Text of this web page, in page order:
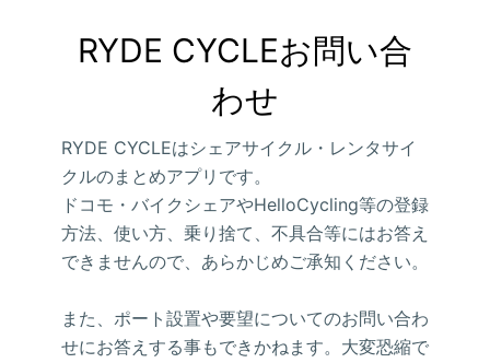
RYDE CYCLEお問い合
わせ
RYDE CYCLEはシェアサイクル・レンタサイ
クルのまとめアプリです。
ドコモ・バイクシェアやHelloCycling等の登録
方法、使い方、乗り捨て、不具合等にはお答え
できませんので、あらかじめご承知ください。
また、ポート設置や要望についてのお問い合わ
せにお答えする事もできかねます。大変恐縮で